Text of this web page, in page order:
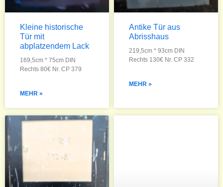
Kleine historische
Tür mit
abplatzendem Lack
169,5cm * 75cm DIN
Rechts 80€ Nr. CP 379
MEHR »
Antike Tür aus
Abrisshaus
219,5cm * 93cm DIN
Rechts 130€ Nr. CP 332
MEHR »